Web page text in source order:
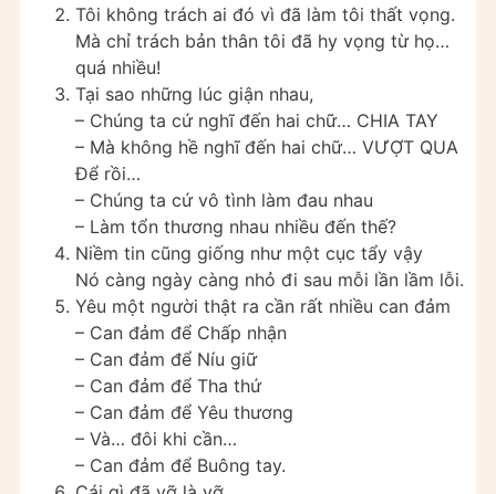
Tôi không trách ai đó vì đã làm tôi thất vọng.
Mà chỉ trách bản thân tôi đã hy vọng từ họ…
quá nhiều!
Tại sao những lúc giận nhau,
– Chúng ta cứ nghĩ đến hai chữ… CHIA TAY
– Mà không hề nghĩ đến hai chữ… VƯỢT QUA
Để rồi…
– Chúng ta cứ vô tình làm đau nhau
– Làm tổn thương nhau nhiều đến thế?
Niềm tin cũng giống như một cục tẩy vậy
Nó càng ngày càng nhỏ đi sau mỗi lần lầm lỗi.
Yêu một người thật ra cần rất nhiều can đảm
– Can đảm để Chấp nhận
– Can đảm để Níu giữ
– Can đảm để Tha thứ
– Can đảm để Yêu thương
– Và… đôi khi cần…
– Can đảm để Buông tay.